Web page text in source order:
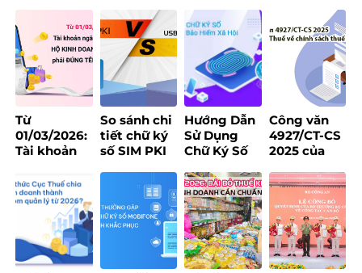
Từ
01/03/2026:
Tài khoản
của hộ kinh
doanh bắt
buộc phải
đúng tên
đăng ký
So sánh chi
tiết chữ ký
số SIM PKI
Token – Nên
chọn loại
nào?
Hướng Dẫn
Sử Dụng
Chữ Ký Số
Ký Tại Trang
Bảo Hiểm
Xã Hội
Công văn
4927/CT-CS
2025 của
chính sách